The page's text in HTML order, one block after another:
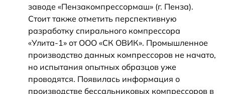
заводе «Пензакомпрессормаш» (г. Пенза).
Стоит также отметить перспективную
разработку спирального компрессора
«Улита-1» от ООО «СК ОВИК». Промышленное
производство данных компрессоров не начато,
но испытания опытных образцов уже
проводятся. Появилась информация о
производстве бессальниковых компрессоров в